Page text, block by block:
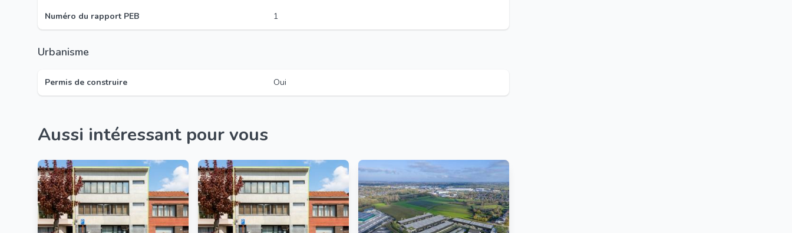
Numéro du rapport PEB
1
Urbanisme
Permis de construire Oui
Aussi intéressant pour vous